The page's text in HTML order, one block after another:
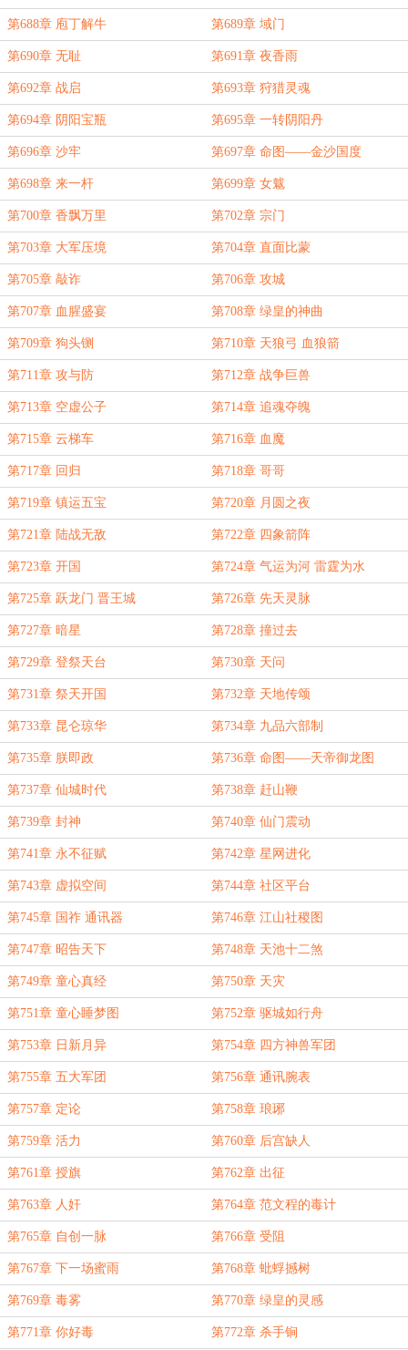
第688章 庖丁解牛 第689章 域门
第690章 无耻 第691章 夜香雨
第692章 战启 第693章 狩猎灵魂
第694章 阴阳宝瓶 第695章 一转阴阳丹
第696章 沙牢 第697章 命图——金沙国度
第698章 来一杆 第699章 女魃
第700章 香飘万里 第702章 宗门
第703章 大军压境 第704章 直面比蒙
第705章 敲诈 第706章 攻城
第707章 血腥盛宴 第708章 绿皇的神曲
第709章 狗头铡 第710章 天狼弓 血狼箭
第711章 攻与防 第712章 战争巨兽
第713章 空虚公子 第714章 追魂夺魄
第715章 云梯车 第716章 血魔
第717章 回归 第718章 哥哥
第719章 镇运五宝 第720章 月圆之夜
第721章 陆战无敌 第722章 四象箭阵
第723章 开国 第724章 气运为河 雷霆为水
第725章 跃龙门 晋王城 第726章 先天灵脉
第727章 暗星 第728章 撞过去
第729章 登祭天台 第730章 天问
第731章 祭天开国 第732章 天地传颂
第733章 昆仑琼华 第734章 九品六部制
第735章 朕即政 第736章 命图——天帝御龙图
第737章 仙城时代 第738章 赶山鞭
第739章 封神 第740章 仙门震动
第741章 永不征赋 第742章 星网进化
第743章 虚拟空间 第744章 社区平台
第745章 国祚 通讯器 第746章 江山社稷图
第747章 昭告天下 第748章 天池十二煞
第749章 童心真经 第750章 天灾
第751章 童心睡梦图 第752章 驱城如行舟
第753章 日新月异 第754章 四方神兽军团
第755章 五大军团 第756章 通讯腕表
第757章 定论 第758章 琅琊
第759章 活力 第760章 后宫缺人
第761章 授旗 第762章 出征
第763章 人奸 第764章 范文程的毒计
第765章 自创一脉 第766章 受阻
第767章 下一场蜜雨 第768章 蚍蜉撼树
第769章 毒雾 第770章 绿皇的灵感
第771章 你好毒 第772章 杀手锏